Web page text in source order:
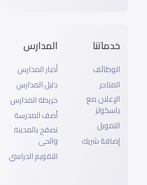
خدماتنا
الوظائف
المتاجر
الإعلان مع
ياسكولز
التمويل
إضافة شريك
المدارس
أخبار المدارس
دليل المدارس
خريطة المدارس
أضف المدرسة
تصفح بالمدينة
والحى
التقويم الدراسي